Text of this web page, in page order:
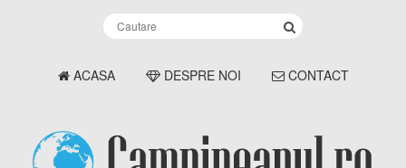
ACASA DESPRE NOI CONTACT